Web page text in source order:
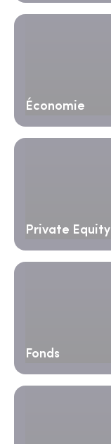
Économie
Private Equity
Fonds